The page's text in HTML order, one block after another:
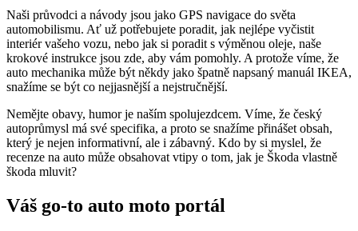
Naši průvodci a návody jsou jako GPS navigace do světa
automobilismu. Ať už potřebujete poradit, jak nejlépe vyčistit
interiér vašeho vozu, nebo jak si poradit s výměnou oleje, naše
krokové instrukce jsou zde, aby vám pomohly. A protože víme, že
auto mechanika může být někdy jako špatně napsaný manuál IKEA,
snažíme se být co nejjasnější a nejstručnější.
Nemějte obavy, humor je naším spolujezdcem. Víme, že český
autoprůmysl má své specifika, a proto se snažíme přinášet obsah,
který je nejen informativní, ale i zábavný. Kdo by si myslel, že
recenze na auto může obsahovat vtipy o tom, jak je Škoda vlastně
škoda mluvit?
Váš go-to auto moto portál